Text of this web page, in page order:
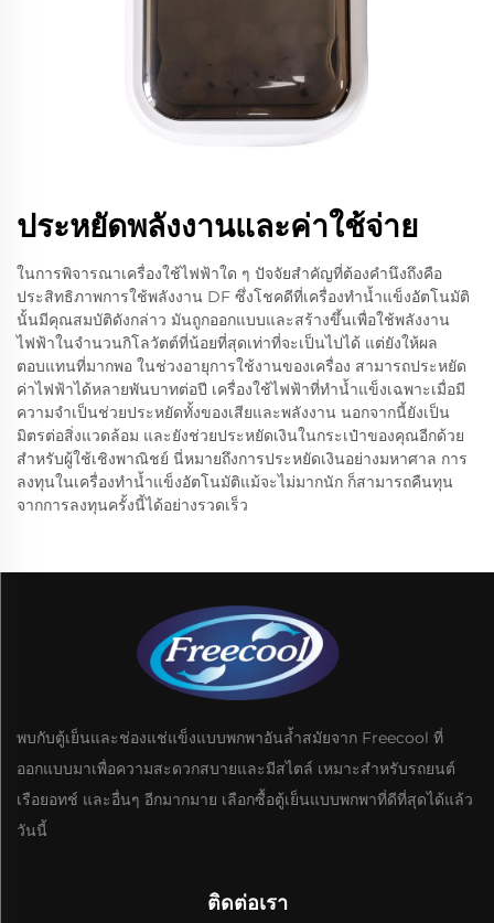
ประหยัดพลังงานและค่าใช้จ่าย
ในการพิจารณาเครื่องใช้ไฟฟ้าใด ๆ ปัจจัยสำคัญที่ต้องคำนึงถึงคือ
ประสิทธิภาพการใช้พลังงาน DF ซึ่งโชคดีที่เครื่องทำน้ำแข็งอัตโนมัติ
นั้นมีคุณสมบัติดังกล่าว มันถูกออกแบบและสร้างขึ้นเพื่อใช้พลังงาน
ไฟฟ้าในจำนวนกิโลวัตต์ที่น้อยที่สุดเท่าที่จะเป็นไปได้ แต่ยังให้ผล
ตอบแทนที่มากพอ ในช่วงอายุการใช้งานของเครื่อง สามารถประหยัด
ค่าไฟฟ้าได้หลายพันบาทต่อปี เครื่องใช้ไฟฟ้าที่ทำน้ำแข็งเฉพาะเมื่อมี
ความจำเป็นช่วยประหยัดทั้งของเสียและพลังงาน นอกจากนี้ยังเป็น
มิตรต่อสิ่งแวดล้อม และยังช่วยประหยัดเงินในกระเป๋าของคุณอีกด้วย
สำหรับผู้ใช้เชิงพาณิชย์ นี่หมายถึงการประหยัดเงินอย่างมหาศาล การ
ลงทุนในเครื่องทำน้ำแข็งอัตโนมัติแม้จะไม่มากนัก ก็สามารถคืนทุน
จากการลงทุนครั้งนี้ได้อย่างรวดเร็ว
พบกับตู้เย็นและช่องแช่แข็งแบบพกพาอันล้ำสมัยจาก Freecool ที่
ออกแบบมาเพื่อความสะดวกสบายและมีสไตล์ เหมาะสำหรับรถยนต์
เรือยอทช์ และอื่นๆ อีกมากมาย เลือกซื้อตู้เย็นแบบพกพาที่ดีที่สุดได้แล้ว
วันนี้
ติดต่อเรา